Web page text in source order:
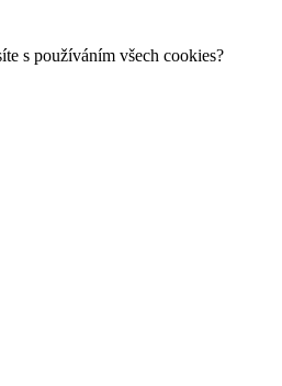
s používáním všech cookies?